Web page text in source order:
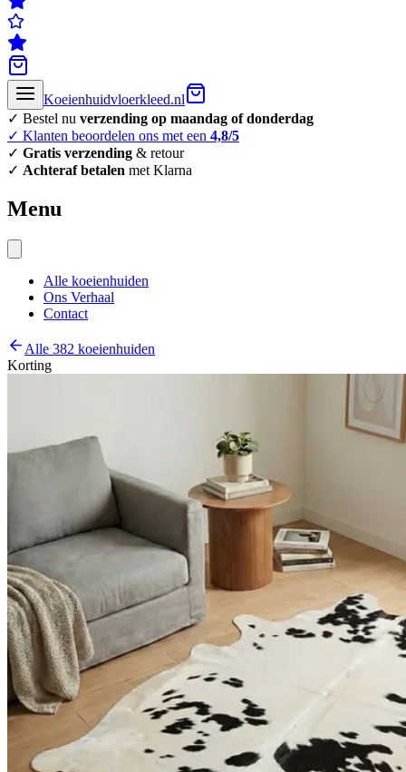
Koeienhuidvloerkleed.nl
✓ Bestel nu verzending op maandag of donderdag
✓ Klanten beoordelen ons met een 4,8/5
✓ Gratis verzending & retour
✓ Achteraf betalen met Klarna
Menu
Alle koeienhuiden
Ons Verhaal
Contact
Alle 382 koeienhuiden
Korting